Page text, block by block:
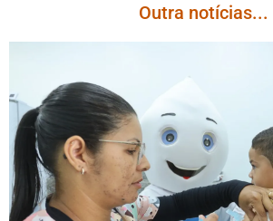
Outra notícias...